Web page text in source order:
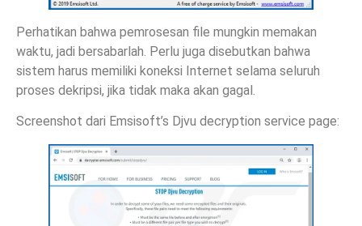
Perhatikan bahwa pemrosesan file mungkin memakan
waktu, jadi bersabarlah. Perlu juga disebutkan bahwa
sistem harus memiliki koneksi Internet selama seluruh
proses dekripsi, jika tidak maka akan gagal.
Screenshot dari Emsisoft’s Djvu decryption service page: